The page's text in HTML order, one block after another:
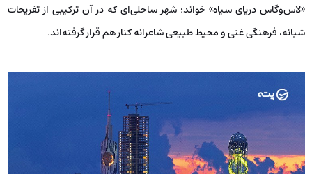
«لاس‌وگاس دریای سیاه» خواند؛ شهر ساحلی‌ای که در آن ترکیبی از تفریحات
شبانه، فرهنگی غنی و محیط طبیعی شاعرانه کنار هم قرار گرفته‌اند.